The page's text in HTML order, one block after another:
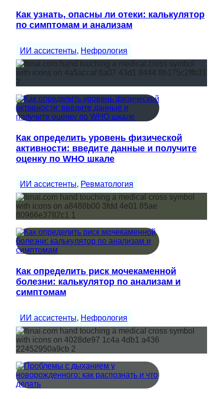
Как узнать, опасны ли отеки: калькулятор
по симптомам и анализам
ИИ ассистенты, Нефрология
Как определить уровень физической
активности: введите данные и получите
оценку по WHO шкале
ИИ ассистенты, Ревматология
Как определить риск мочекаменной
болезни: калькулятор по анализам и
симптомам
ИИ ассистенты, Нефрология